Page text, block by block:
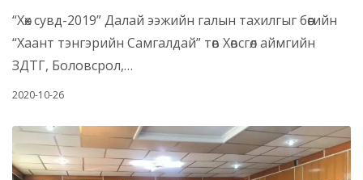
“Хөх сувд-2019” Далай ээжийн галын тахилгыг бөөгийн
“Хаант тэнгэрийн Самгалдай” төв Хөвсгөл аймгийн
ЗДТГ, Боловсрол,…
2020-10-26